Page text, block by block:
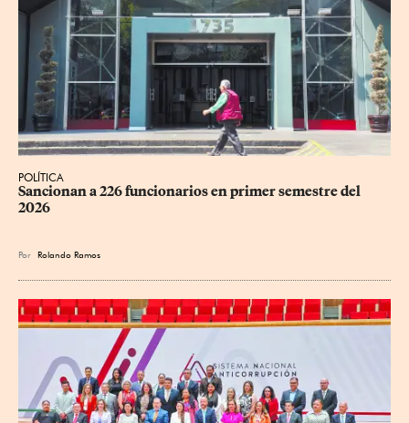
POLÍTICA
Sancionan a 226 funcionarios en primer semestre del
2026
Por Rolando Ramos